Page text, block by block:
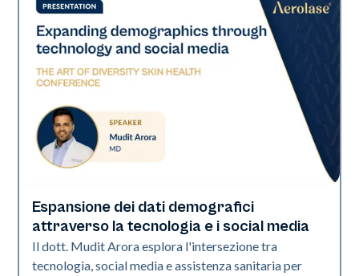
Art of Diversity
Espansione dei dati demografici
attraverso la tecnologia e i social media
Il dott. Mudit Arora esplora l'intersezione tra
tecnologia, social media e assistenza sanitaria per